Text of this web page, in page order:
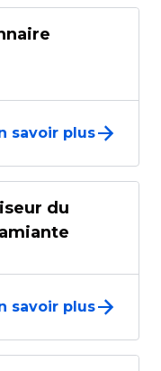
savoir plus
du
savoir plus